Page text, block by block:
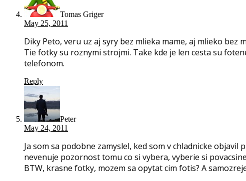
Tomas Griger
May 25, 2011
Diky Peto, veru uz aj syry bez mlieka mame, aj mlieko bez
Tie fotky su roznymi strojmi. Take kde je len cesta su
telefonom.
Reply
Peter
May 24, 2011
Ja som sa podobne zamyslel, ked som v chladnicke
nevenuje pozornost tomu co si vybera, vyberie si
BTW, krasne fotky, mozem sa opytat cim fotis? A